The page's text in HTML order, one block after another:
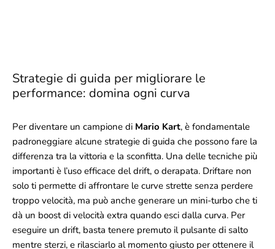
Strategie di guida per migliorare le
performance: domina ogni curva
Per diventare un campione di Mario Kart, è fondamentale
padroneggiare alcune strategie di guida che possono fare la
differenza tra la vittoria e la sconfitta. Una delle tecniche più
importanti è l’uso efficace del drift, o derapata. Driftare non
solo ti permette di affrontare le curve strette senza perdere
troppo velocità, ma può anche generare un mini-turbo che ti
dà un boost di velocità extra quando esci dalla curva. Per
eseguire un drift, basta tenere premuto il pulsante di salto
mentre sterzi, e rilasciarlo al momento giusto per ottenere il